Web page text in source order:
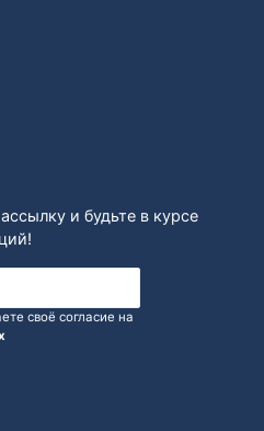
и будьте в курсе
своё согласие на